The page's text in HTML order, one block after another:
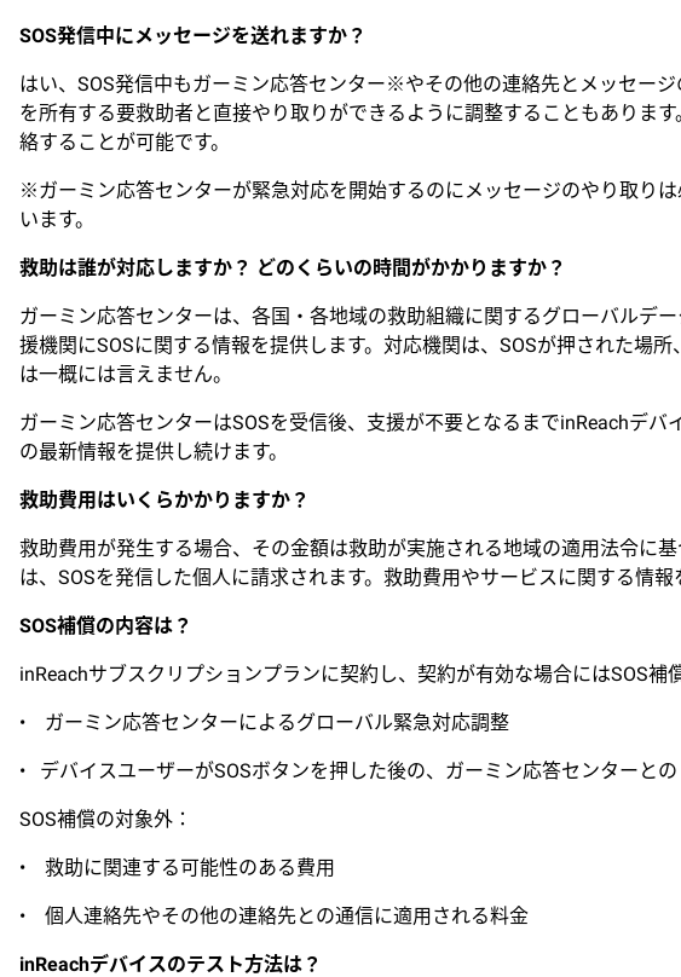
SOS発信中にメッセージを送れますか？
はい、SOS発信中もガーミン応答センター※やその他の連絡先とメッセー
を所有する要救助者と直接やり取りができるように調整することもありま
絡することが可能です。
※ガーミン応答センターが緊急対応を開始するのにメッセージのやり取り
います。
救助は誰が対応しますか？ どのくらいの時間がかかりますか？
ガーミン応答センターは、各国・各地域の救助組織に関するグローバルデ
援機関にSOSに関する情報を提供します。対応機関は、SOSが押された場
は一概には言えません。
ガーミン応答センターはSOSを受信後、支援が不要となるまでinReachデ
の最新情報を提供し続けます。
救助費用はいくらかかりますか？
救助費用が発生する場合、その金額は救助が実施される地域の適用法令に
は、SOSを発信した個人に請求されます。救助費用やサービスに関する情報
SOS補償の内容は？
inReachサブスクリプションプランに契約し、契約が有効な場合にはSOS補
• ガーミン応答センターによるグローバル緊急対応調整
• デバイスユーザーがSOSボタンを押した後の、ガーミン応答センターと
SOS補償の対象外：
• 救助に関連する可能性のある費用
• 個人連絡先やその他の連絡先との通信に適用される料金
inReachデバイスのテスト方法は？